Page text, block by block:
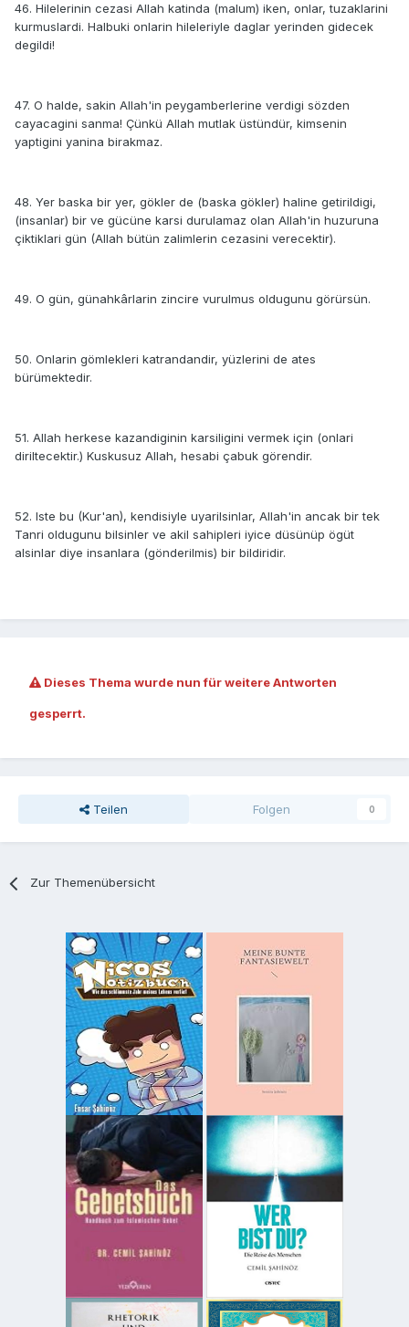
46. Hilelerinin cezasi Allah katinda (malum) iken, onlar, tuzaklarini
kurmuslardi. Halbuki onlarin hileleriyle daglar yerinden gidecek
degildi!
47. O halde, sakin Allah'in peygamberlerine verdigi sözden
cayacagini sanma! Çünkü Allah mutlak üstündür, kimsenin
yaptigini yanina birakmaz.
48. Yer baska bir yer, gökler de (baska gökler) haline getirildigi,
(insanlar) bir ve gücüne karsi durulamaz olan Allah'in huzuruna
çiktiklari gün (Allah bütün zalimlerin cezasini verecektir).
49. O gün, günahkârlarin zincire vurulmus oldugunu görürsün.
50. Onlarin gömlekleri katrandandir, yüzlerini de ates
bürümektedir.
51. Allah herkese kazandiginin karsiligini vermek için (onlari
diriltecektir.) Kuskusuz Allah, hesabi çabuk görendir.
52. Iste bu (Kur'an), kendisiyle uyarilsinlar, Allah'in ancak bir tek
Tanri oldugunu bilsinler ve akil sahipleri iyice düsünüp ögüt
alsinlar diye insanlara (gönderilmis) bir bildiridir.
Dieses Thema wurde nun für weitere Antworten
gesperrt.
Teilen Folgen 0
Zur Themenübersicht